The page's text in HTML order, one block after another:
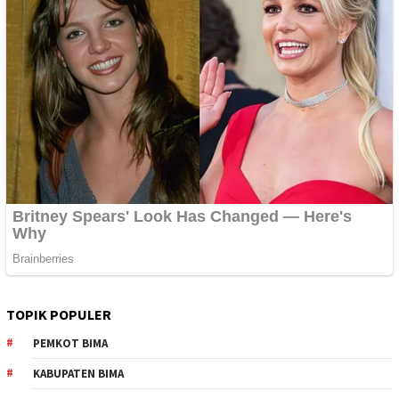
TOPIK POPULER
PEMKOT BIMA
KABUPATEN BIMA